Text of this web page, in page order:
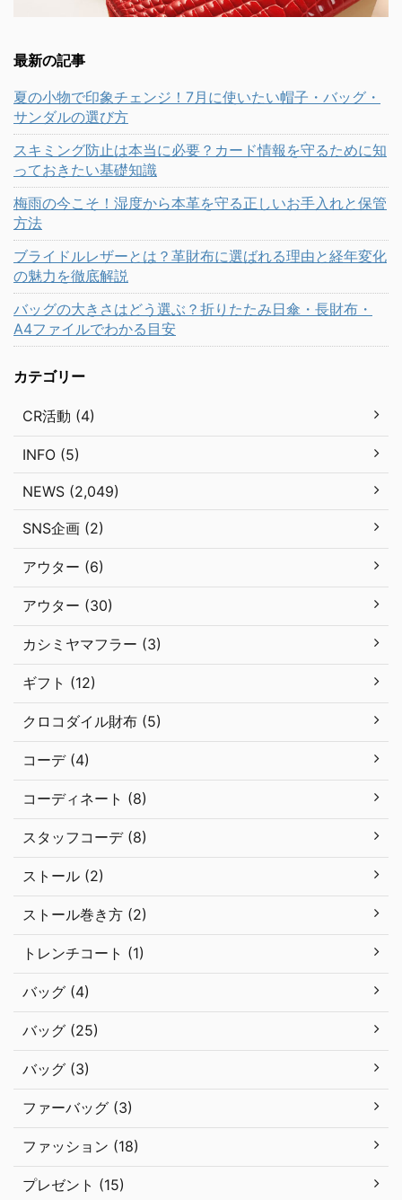
最新の記事
夏の小物で印象チェンジ！7月に使いたい帽子・バッグ・
サンダルの選び方
スキミング防止は本当に必要？カード情報を守るために知
っておきたい基礎知識
梅雨の今こそ！湿度から本革を守る正しいお手入れと保管
方法
ブライドルレザーとは？革財布に選ばれる理由と経年変化
の魅力を徹底解説
バッグの大きさはどう選ぶ？折りたたみ日傘・長財布・
A4ファイルでわかる目安
カテゴリー
CR活動 (4)
INFO (5)
NEWS (2,049)
SNS企画 (2)
アウター (6)
アウター (30)
カシミヤマフラー (3)
ギフト (12)
クロコダイル財布 (5)
コーデ (4)
コーディネート (8)
スタッフコーデ (8)
ストール (2)
ストール巻き方 (2)
トレンチコート (1)
バッグ (4)
バッグ (25)
バッグ (3)
ファーバッグ (3)
ファッション (18)
プレゼント (15)